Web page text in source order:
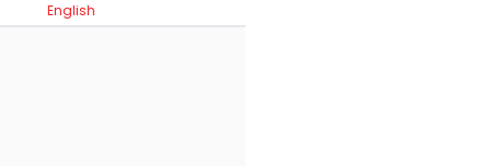
Cuaca
English